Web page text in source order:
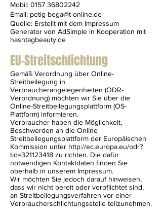
Mobil: 0157 36802242
Email: petig-bega@t-online.de
Quelle: Erstellt mit dem Impressum
Generator von AdSimple in Kooperation mit
hashtagbeauty.de
EU-Streitschlichtung
Gemäß Verordnung über Online-
Streitbeilegung in
Verbraucherangelegenheiten (ODR-
Verordnung) möchten wir Sie über die
Online-Streitbeilegungsplattform (OS-
Plattform) informieren.
Verbraucher haben die Möglichkeit,
Beschwerden an die Online
Streitbeilegungsplattform der Europäischen
Kommission unter http://ec.europa.eu/odr?
tid=321123418 zu richten. Die dafür
notwendigen Kontaktdaten finden Sie
oberhalb in unserem Impressum.
Wir möchten Sie jedoch darauf hinweisen,
dass wir nicht bereit oder verpflichtet sind,
an Streitbeilegungsverfahren vor einer
Verbraucherschlichtungsstelle teilzunehmen.